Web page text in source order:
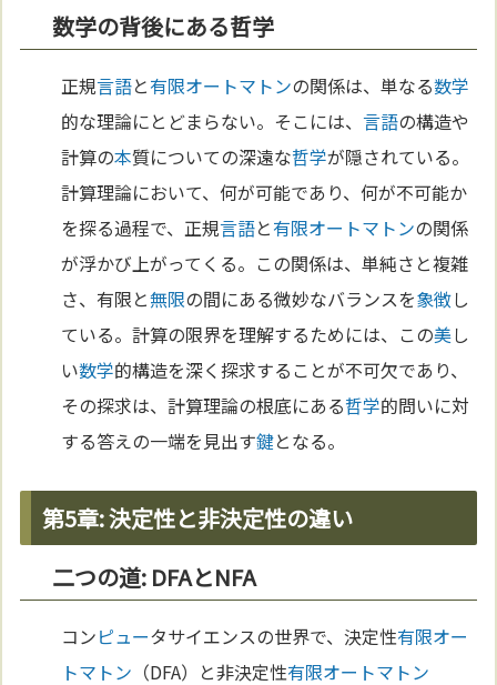
数学の背後にある哲学
正規言語と有限オートマトンの関係は、単なる数学
的な理論にとどまらない。そこには、言語の構造や
計算の本質についての深遠な哲学が隠されている。
計算理論において、何が可能であり、何が不可能か
を探る過程で、正規言語と有限オートマトンの関係
が浮かび上がってくる。この関係は、単純さと複雑
さ、有限と無限の間にある微妙なバランスを象徴し
ている。計算の限界を理解するためには、この美し
い数学的構造を深く探求することが不可欠であり、
その探求は、計算理論の根底にある哲学的問いに対
する答えの一端を見出す鍵となる。
第5章: 決定性と非決定性の違い
二つの道: DFAとNFA
コンピュータサイエンスの世界で、決定性有限オー
トマトン （DFA）と非決定性有限オートマトン